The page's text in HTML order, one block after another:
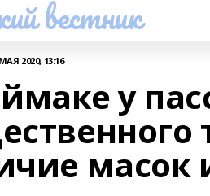
вестник
2020, 13:16
у
масок